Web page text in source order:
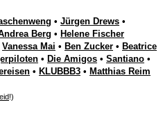
• Jürgen Drews •
Berg • Helene Fischer
Vanessa Mai • Ben Zucker • Beatrice
• Die Amigos • Santiano •
• KLUBBB3 • Matthias Reim
!)